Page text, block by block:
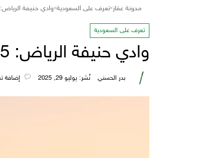
مدونة عقار>تعرف على السعودية>وادي حنيفة الرياض: 5 أنشطة لا تفوتها
تعرف على السعودية
وادي حنيفة الرياض: 5 أنشطة لا تفوتها
بدر الحسني نُشر: يوليو 29, 2025